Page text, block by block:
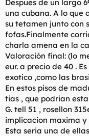
Despues de un largo
una cubana. A lo que
su tetamen junto con
fofas.Finalmente
charla amena en la
Valoración final: (lo
eur. a precio de 40 .
exotico ,como las
En estos pisos de
tias , que podrian
G. tell 51 , rosellon
implicacion maxima
Esta seria una de